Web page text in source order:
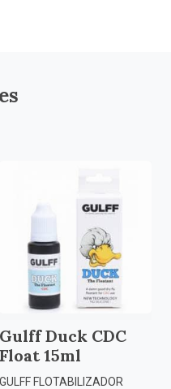
Gulff Duck CDC
Float 15ml
GULFF FLOTABILIZADOR